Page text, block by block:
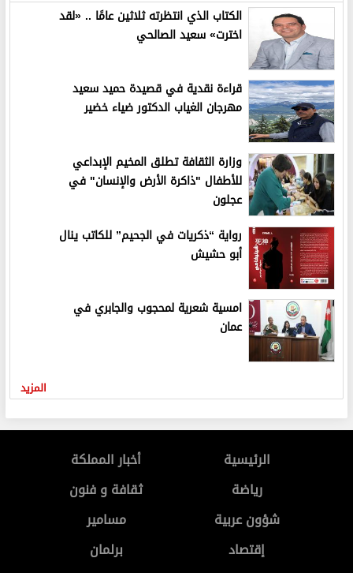
الكتاب الذي انتظرته ثلاثين عامًا .. «لقد
اخترت» سعيد الصالحي
قراءة نقدية في قصيدة حميد سعيد
مهرجان الغياب الدكتور ضياء خضير
وزارة الثقافة تطلق المخيم الإبداعي
للأطفال "ذاكرة الأرض والإنسان" في
عجلون
رواية “ذكريات في الجحيم” للكاتب ينال
أبو حشيش
امسية شعرية لمحجوب والجابري في
عمان
المزيد
الرئيسية
أخبار المملكة
رياضة
ثقافة و فنون
شؤون عربية
مسامير
إقتصاد
برلمان